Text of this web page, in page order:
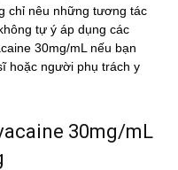
chỉ nêu những tương tác
tự ý áp dụng các
30mg/mL nếu bạn
hoặc người phụ trách y
30mg/mL